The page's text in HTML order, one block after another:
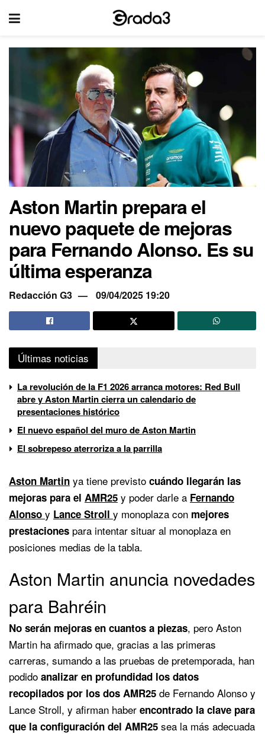
Aston Martin prepara el
nuevo paquete de mejoras
para Fernando Alonso. Es su
última esperanza
Redacción G3 09/04/2025 19:20
Últimas noticias
La revolución de la F1 2026 arranca motores: Red Bull
abre y Aston Martin cierra un calendario de
presentaciones histórico
El nuevo español del muro de Aston Martin
El sobrepeso aterroriza a la parrilla
Aston Martin ya tiene previsto cuándo llegarán las
mejoras para el AMR25 y poder darle a Fernando
Alonso y Lance Stroll y monoplaza con mejores
prestaciones para intentar situar al monoplaza en
posiciones medias de la tabla.
Aston Martin anuncia novedades
para Bahréin
No serán mejoras en cuantos a piezas, pero Aston
Martin ha afirmado que, gracias a las primeras
carreras, sumando a las pruebas de pretemporada, han
podido analizar en profundidad los datos
recopilados por los dos AMR25 de Fernando Alonso y
Lance Stroll, y afirman haber encontrado la clave para
que la configuración del AMR25 sea la más adecuada